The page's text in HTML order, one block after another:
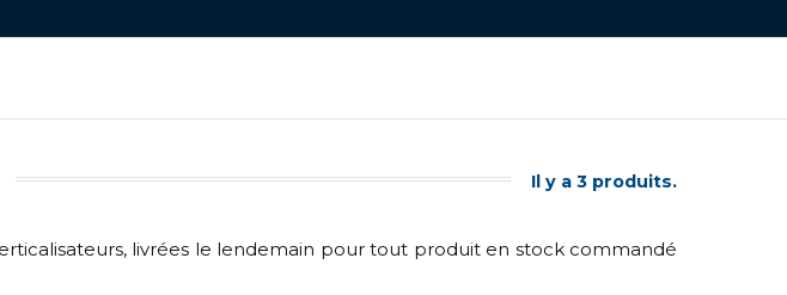
Il y a 3 produits.
livrées le lendemain pour tout produit en stock commandé